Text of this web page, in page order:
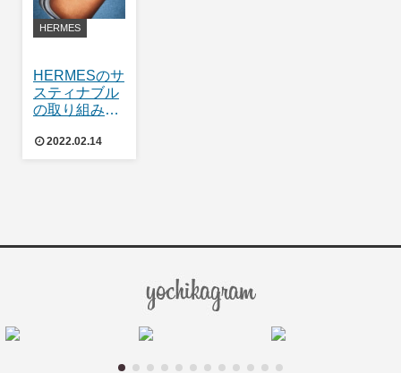
HERMES
HERMESのサ
スティナブル
の取り組みに
2022.02.14